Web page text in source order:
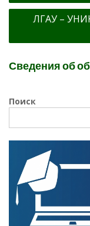
ЛГАУ –
Сведения об
Поиск